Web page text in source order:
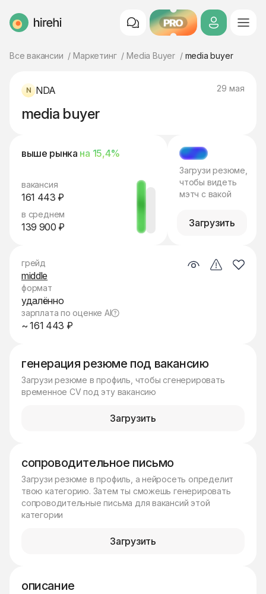
HireHi PRO
Все вакансии Маркетинг Media Buyer media buyer
NDA 29 мая
media buyer
выше рынка на 15,4%
вакансия
161 443 ₽
в среднем
139 900 ₽
МЭТЧ
Загрузи резюме,
чтобы видеть
мэтч с вакой
Загрузить
генерация резюме под вакансию
Загрузи резюме в профиль, чтобы сгенерировать
временное CV под эту вакансию
Загрузить
сопроводительное письмо
Загрузи резюме в профиль, а нейросеть определит
твою категорию. Затем ты сможешь генерировать
сопроводительные письма для вакансий этой
категории
Загрузить
описание
грейд
middle
формат
удалённо
зарплата по оценке AI
~ 161 443 ₽